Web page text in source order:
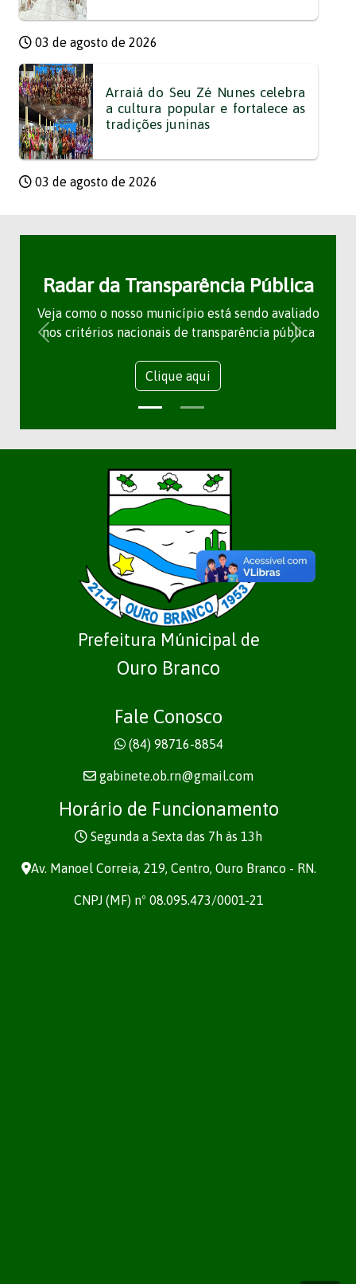
03 de agosto de 2026
Arraiá do Seu Zé Nunes celebra
a cultura popular e fortalece as
tradições juninas
03 de agosto de 2026
Radar da Transparência Pública
Veja como o nosso município está sendo avaliado
nos critérios nacionais de transparência pública
Clique aqui
Prefeitura Múnicipal de
Ouro Branco
Fale Conosco
(84) 98716-8854
gabinete.ob.rn@gmail.com
Horário de Funcionamento
Segunda a Sexta das 7h às 13h
Av. Manoel Correia, 219, Centro, Ouro Branco - RN.
CNPJ (MF) nº 08.095.473/0001-21